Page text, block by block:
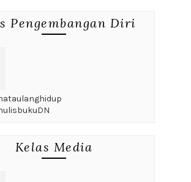
Pengembangan Diri
Kelas Media